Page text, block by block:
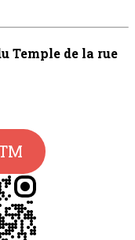
Temple de la rue